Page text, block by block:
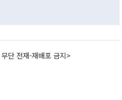
단 전재-재배포 금지>